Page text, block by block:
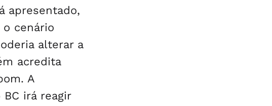
apresentado,
cenário
alterar a
acredita
A
irá reagir